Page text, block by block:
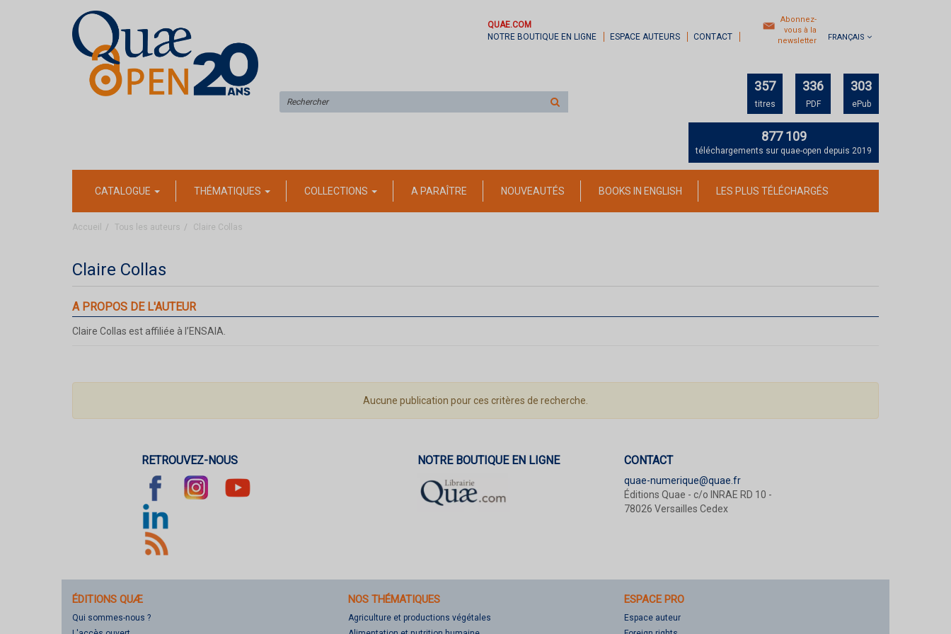
QUAE.COM
NOTRE BOUTIQUE EN LIGNE
ESPACE AUTEURS CONTACT
Abonnez-
vous à la
newsletter
FRANÇAIS
sur
357
titres
336
PDF
303
ePub
877 109
téléchargements sur quae-open depuis 2019
CATALOGUE THÉMATIQUES COLLECTIONS A PARAÎTRE NOUVEAUTÉS BOOKS IN ENGLISH LES PLUS TÉLÉCHARGÉS
Accueil Tous les auteurs Claire Collas
Claire Collas
A PROPOS DE L'AUTEUR
Claire Collas est affiliée à l’ENSAIA.
Aucune publication pour ces critères de recherche.
RETROUVEZ-NOUS NOTRE BOUTIQUE EN LIGNE CONTACT
quae-numerique@quae.fr
Éditions Quae - c/o INRAE RD 10 -
78026 Versailles Cedex
ÉDITIONS QUÆ
Qui sommes-nous ?
NOS THÉMATIQUES
Agriculture et productions végétales
ESPACE PRO
Espace auteur